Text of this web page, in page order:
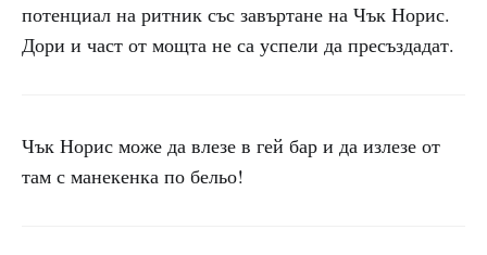
потенциал на ритник със завъртане на Чък Норис.
Дори и част от мощта не са успели да пресъздадат.
Чък Норис може да влезе в гей бар и да излезе от
там с манекенка по бельо!